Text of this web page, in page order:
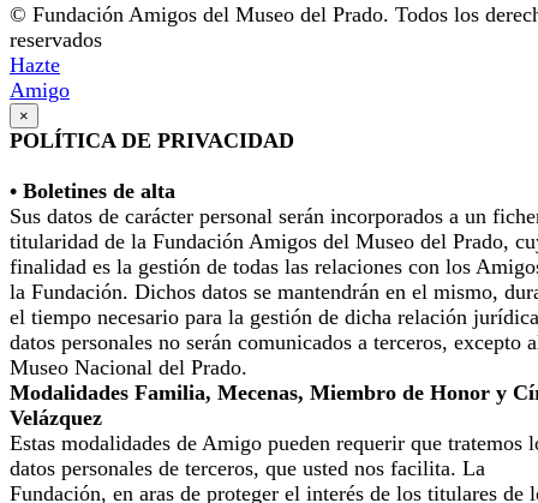
© Fundación Amigos del Museo del Prado. Todos los
reservados
Hazte
Amigo
×
POLÍTICA DE PRIVACIDAD
• Boletines de alta
Sus datos de carácter personal serán incorporados a un
titularidad de la Fundación Amigos del Museo del Prado,
finalidad es la gestión de todas las relaciones con los
la Fundación. Dichos datos se mantendrán en el mismo,
el tiempo necesario para la gestión de dicha relación
datos personales no serán comunicados a terceros, excepto
Museo Nacional del Prado.
Modalidades Familia, Mecenas, Miembro de Honor y
Velázquez
Estas modalidades de Amigo pueden requerir que tratemos
datos personales de terceros, que usted nos facilita. La
Fundación, en aras de proteger el interés de los titulares de